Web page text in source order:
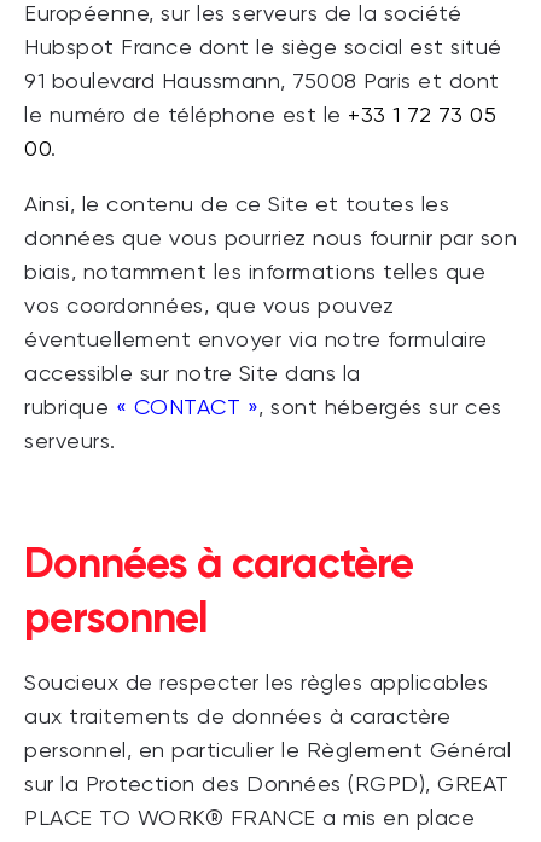
Européenne, sur les serveurs de la société
Hubspot France dont le siège social est situé
91 boulevard Haussmann, 75008 Paris et dont
le numéro de téléphone est le +33 1 72 73 05
00.
Ainsi, le contenu de ce Site et toutes les
données que vous pourriez nous fournir par son
biais, notamment les informations telles que
vos coordonnées, que vous pouvez
éventuellement envoyer via notre formulaire
accessible sur notre Site dans la
rubrique « CONTACT », sont hébergés sur ces
serveurs.
Données à caractère
personnel
Soucieux de respecter les règles applicables
aux traitements de données à caractère
personnel, en particulier le Règlement Général
sur la Protection des Données (RGPD), GREAT
PLACE TO WORK® FRANCE a mis en place